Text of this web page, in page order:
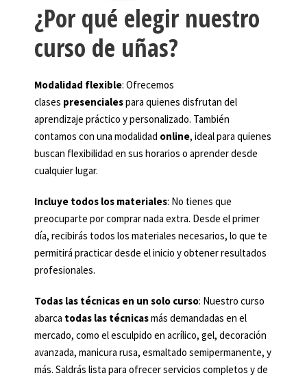
¿Por qué elegir nuestro
curso de uñas?
Modalidad flexible: Ofrecemos
clases presencialespara quienes disfrutan del
aprendizaje práctico y personalizado. También
contamos con una modalidad online, ideal para quienes
buscan flexibilidad en sus horarios o aprender desde
cualquier lugar.
Incluye todos los materiales: No tienes que
preocuparte por comprar nada extra. Desde el primer
día, recibirás todos los materiales necesarios, lo que te
permitirá practicar desde el inicio y obtener resultados
profesionales.
Todas las técnicas en un solo curso: Nuestro curso
abarca todas las técnicasmás demandadas en el
mercado, como el esculpido en acrílico, gel, decoración
avanzada, manicura rusa, esmaltado semipermanente, y
más. Saldrás lista para ofrecer servicios completos y de